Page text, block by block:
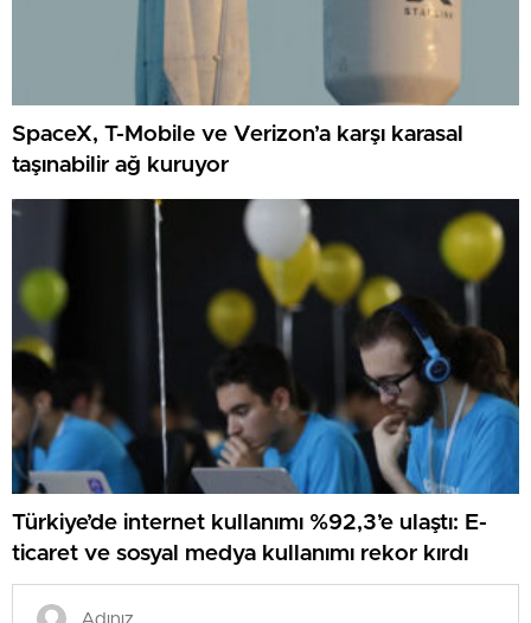
SpaceX, T-Mobile ve Verizon’a karşı karasal
taşınabilir ağ kuruyor
Türkiye’de internet kullanımı %92,3’e ulaştı: E-
ticaret ve sosyal medya kullanımı rekor kırdı